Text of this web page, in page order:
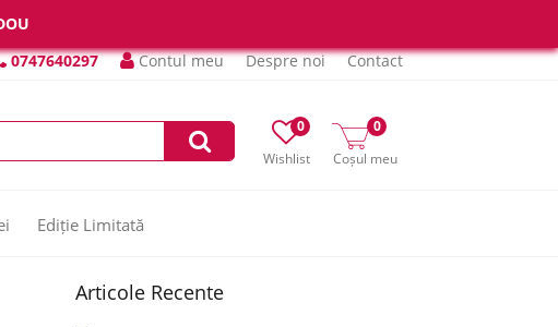
0747640297
Contul meu Despre noi Contact
Wishlist
0
Coșul meu
0
Ediție Limitată
Articole Recente